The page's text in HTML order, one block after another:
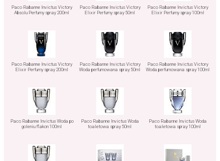
Paco Rabanne Invictus Victory
Absolu Perfumy spray 200ml
Paco Rabanne Invictus Victory
Elixir Perfumy spray 50ml
Paco Rabanne Invictus Victory
Elixir Perfumy spray 100ml
Paco Rabanne Invictus Victory
Elixir Perfumy spray 200ml
Paco Rabanne Invictus Victory
Woda perfumowana spray 50ml
Paco Rabanne Invictus Victory
Woda perfumowana spray 100ml
Paco Rabanne Invictus Woda po
goleniu flakon 100ml
Paco Rabanne Invictus Woda
toaletowa spray 50ml
Paco Rabanne Invictus Woda
toaletowa spray 100ml